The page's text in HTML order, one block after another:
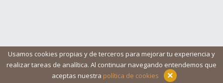
Usamos cookies propias y de terceros para mejorar tu experiencia y
realizar tareas de analítica. Al continuar navegando entendemos que
aceptas nuestra política de cookies ×
Aviso legal